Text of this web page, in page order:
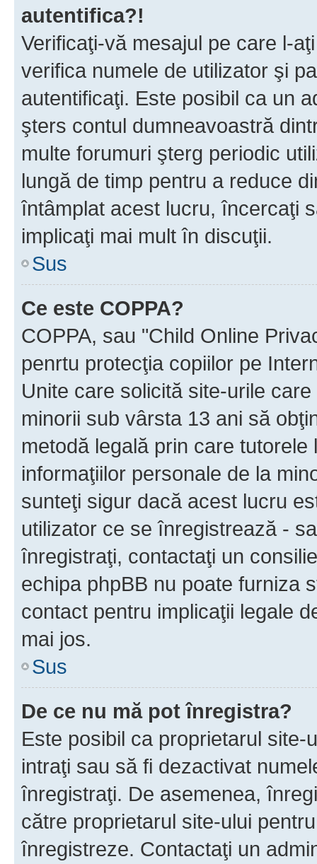
autentifica?!
Verificaţi-vă mesajul pe care l-
verifica numele de utilizator şi
autentificaţi. Este posibil ca un
şters contul dumneavoastră
multe forumuri şterg periodic
lungă de timp pentru a reduce
întâmplat acest lucru, încercaţi
implicaţi mai mult în discuţii.
Sus
Ce este COPPA?
COPPA, sau "Child Online
penrtu protecţia copiilor pe
Unite care solicită site-urile
minorii sub vârsta 13 ani să
metodă legală prin care
informaţiilor personale de la
sunteţi sigur dacă acest lucru
utilizator ce se înregistrează -
înregistraţi, contactaţi un
echipa phpBB nu poate furniza
contact pentru implicaţii legale
mai jos.
Sus
De ce nu mă pot înregistra?
Este posibil ca proprietarul
intraţi sau să fi dezactivat
înregistraţi. De asemenea,
către proprietarul site-ului
înregistreze. Contactaţi un